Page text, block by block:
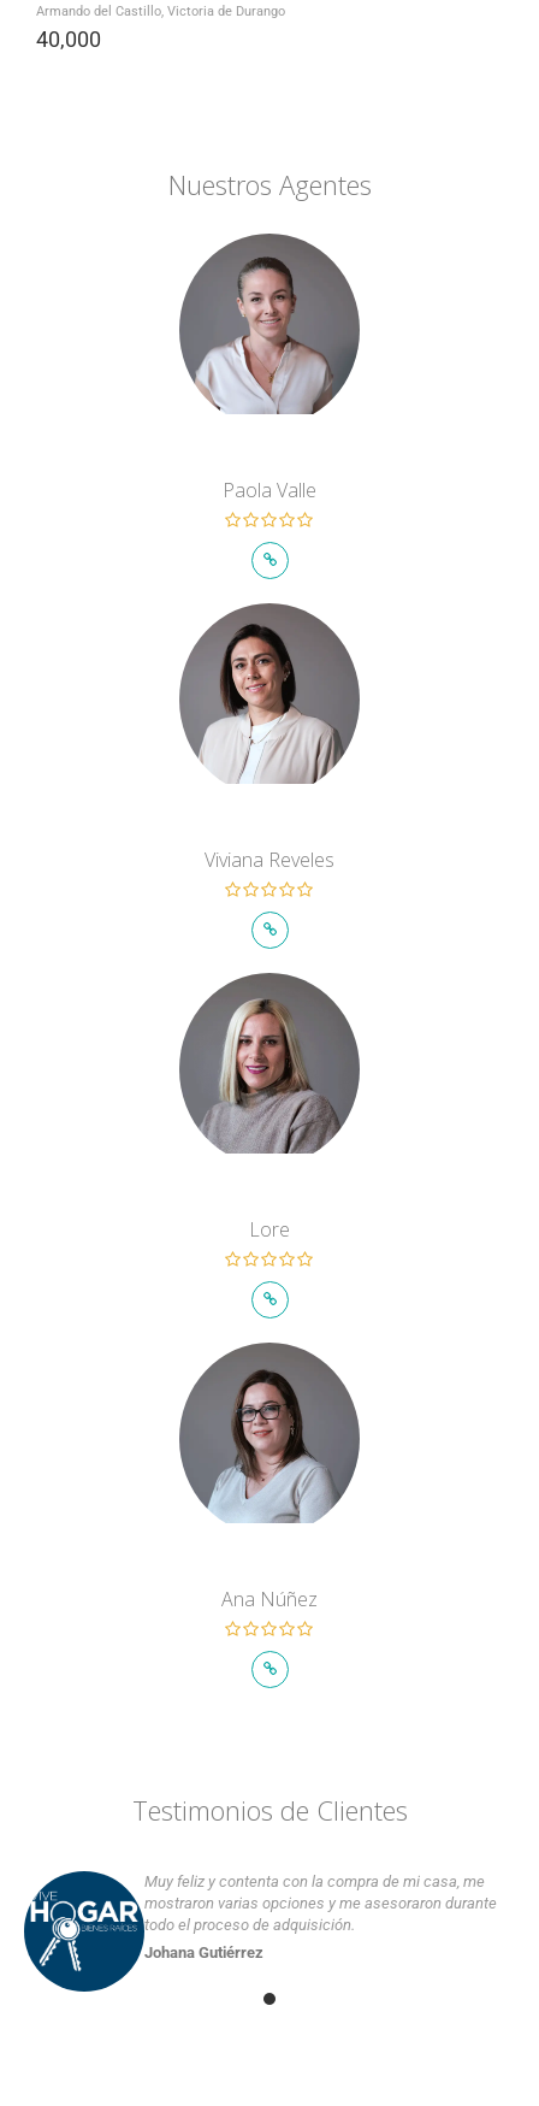
Armando del Castillo, Victoria de Durango
40,000
Nuestros Agentes
Paola Valle
Viviana Reveles
Lore
Ana Núñez
Testimonios de Clientes
Muy feliz y contenta con la compra de mi casa, me
mostraron varias opciones y me asesoraron durante
todo el proceso de adquisición.
Johana Gutiérrez